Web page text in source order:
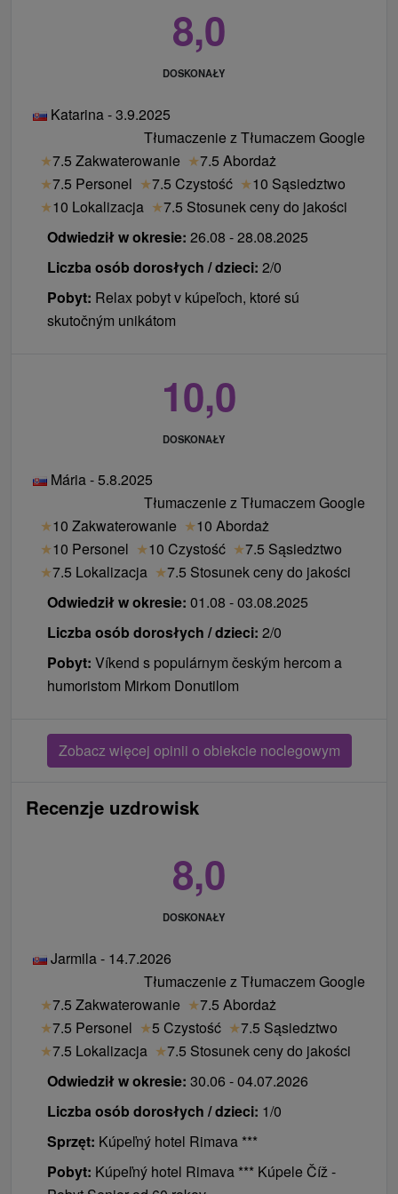
8,0
DOSKONAŁY
Katarina - 3.9.2025
Tłumaczenie z Tłumaczem Google
★7.5 Zakwaterowanie ★7.5 Abordaż
★7.5 Personel ★7.5 Czystość ★10 Sąsiedztwo
★10 Lokalizacja ★7.5 Stosunek ceny do jakości
Odwiedził w okresie: 26.08 - 28.08.2025
Liczba osób dorosłych / dzieci: 2/0
Pobyt: Relax pobyt v kúpeľoch, ktoré sú
skutočným unikátom
10,0
DOSKONAŁY
Mária - 5.8.2025
Tłumaczenie z Tłumaczem Google
★10 Zakwaterowanie ★10 Abordaż
★10 Personel ★10 Czystość ★7.5 Sąsiedztwo
★7.5 Lokalizacja ★7.5 Stosunek ceny do jakości
Odwiedził w okresie: 01.08 - 03.08.2025
Liczba osób dorosłych / dzieci: 2/0
Pobyt: Víkend s populárnym českým hercom a
humoristom Mirkom Donutilom
Zobacz więcej opinii o obiekcie noclegowym
Recenzje uzdrowisk
8,0
DOSKONAŁY
Jarmila - 14.7.2026
Tłumaczenie z Tłumaczem Google
★7.5 Zakwaterowanie ★7.5 Abordaż
★7.5 Personel ★5 Czystość ★7.5 Sąsiedztwo
★7.5 Lokalizacja ★7.5 Stosunek ceny do jakości
Odwiedził w okresie: 30.06 - 04.07.2026
Liczba osób dorosłych / dzieci: 1/0
Sprzęt: Kúpeľný hotel Rimava ***
Pobyt: Kúpeľný hotel Rimava *** Kúpele Číž -